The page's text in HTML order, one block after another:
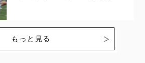
もっと見る